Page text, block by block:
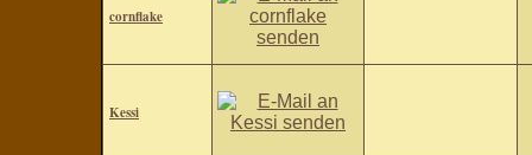
cornflake
Kessi